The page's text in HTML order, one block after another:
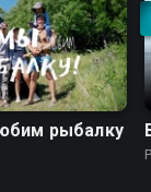
рыбалку